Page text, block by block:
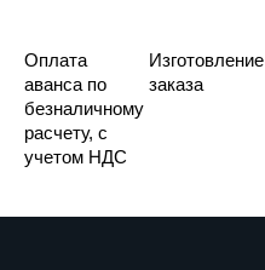
Оплата
аванса по
безналичному
расчету, с
учетом НДС
Изготовление
заказа